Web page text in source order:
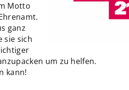
Motto
ganz
sie sich
um zu helfen.
kann!